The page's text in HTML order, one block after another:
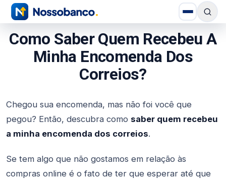
Como Saber Quem Recebeu A
Minha Encomenda Dos
Correios?
Chegou sua encomenda, mas não foi você que
pegou? Então, descubra como saber quem recebeu
a minha encomenda dos correios.
Se tem algo que não gostamos em relação às
compras online é o fato de ter que esperar até que